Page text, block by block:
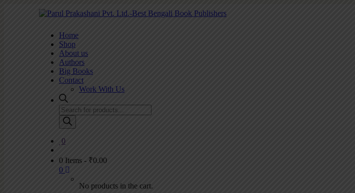
Home
Shop
About us
Authors
Big Books
Contact
Work With Us
Products
search
0
0 Items - ₹0.00
0
No products in the cart.